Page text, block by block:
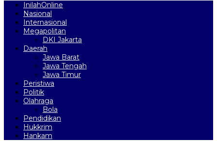
InilahOnline
Nasional
Internasional
Megapolitan
DKI Jakarta
Daerah
Jawa Barat
Jawa Tengah
Jawa Timur
Peristiwa
Politik
Olahraga
Bola
Pendidikan
Hukkrim
Hankam